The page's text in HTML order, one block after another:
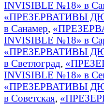
INVISIBLE №18» в
«ПРЕЗЕРВАТИВЫ
в Санамер,
INVISIBLE №18» в
«ПРЕЗЕРВАТИВЫ
в Светлоград,
INVISIBLE №18» в
«ПРЕЗЕРВАТИВЫ
в Советская,